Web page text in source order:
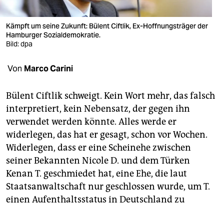
verlag
veranstaltungen
shop
fragen & hilfe
abo
genossenschaft
epaper login
Kämpft um seine Zukunft: Bülent Ciftlik, Ex-Hoffnungsträger der
Hamburger Sozialdemokratie.
Bild: dpa
Von Marco Carini
Bülent Ciftlik schweigt. Kein Wort mehr, das falsch
interpretiert, kein Nebensatz, der gegen ihn
verwendet werden könnte. Alles werde er
widerlegen, das hat er gesagt, schon vor Wochen.
Widerlegen, dass er eine Scheinehe zwischen
seiner Bekannten Nicole D. und dem Türken
Kenan T. geschmiedet hat, eine Ehe, die laut
Staatsanwaltschaft nur geschlossen wurde, um T.
einen Aufenthaltsstatus in Deutschland zu